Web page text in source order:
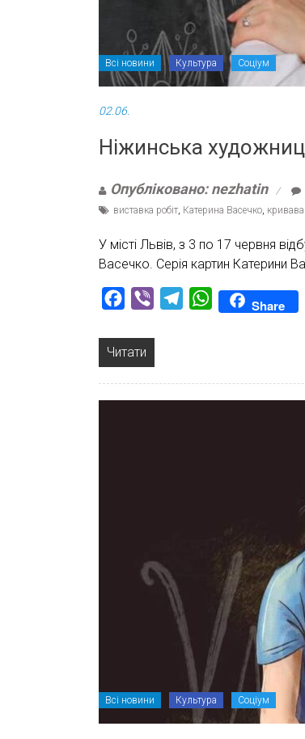
Всі новини Культура Соціум
02.06.
Ніжинська
Опубліковано: nezhatin
виставка робіт Катерина Васечко кривава
У місті Львів, з 3 по 17 червня
Васечко. Серія картин Катерини
Facebook
Viber TelegramWhatsAppShare
Читати
Всі новини Культура Соціум